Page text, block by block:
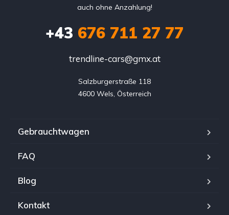
auch ohne Anzahlung!
+43 676 711 27 77
trendline-cars@gmx.at
Salzburgerstraße 118
4600 Wels, Österreich
Gebrauchtwagen
FAQ
Blog
Kontakt